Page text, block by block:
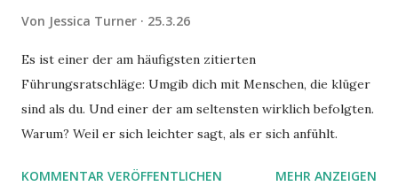
Von Jessica Turner 25.3.26
Es ist einer der am häufigsten zitierten
Führungsratschläge: Umgib dich mit Menschen, die klüger
sind als du. Und einer der am seltensten wirklich befolgten.
Warum? Weil er sich leichter sagt, als er sich anfühlt.
KOMMENTAR VERÖFFENTLICHEN MEHR ANZEIGEN